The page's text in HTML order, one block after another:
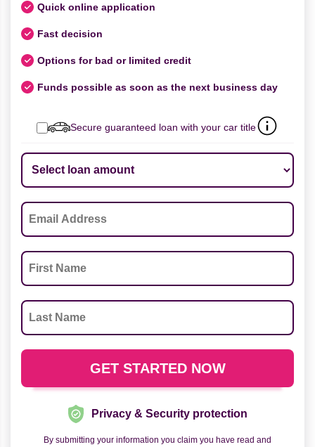
Quick online application
Fast decision
Options for bad or limited credit
Funds possible as soon as the next business day
Secure guaranteed loan with your car title
Privacy & Security protection
By submitting your information you claim you have read and